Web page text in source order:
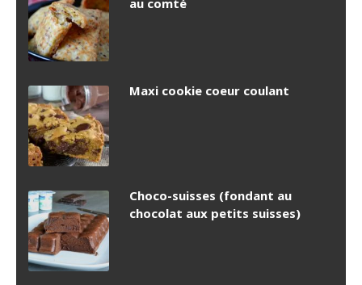
au comté
Maxi cookie coeur coulant
Choco-suisses (fondant au
chocolat aux petits suisses)